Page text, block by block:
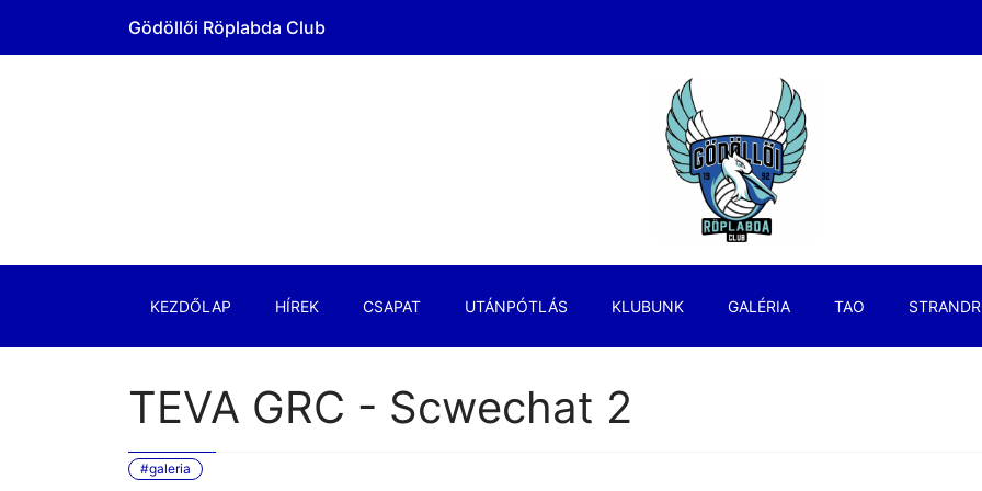
Gödöllői Röplabda Club
KEZDŐLAP HÍREK CSAPAT UTÁNPÓTLÁS KLUBUNK GALÉRIA TAO
TEVA GRC - Scwechat 2
#galeria